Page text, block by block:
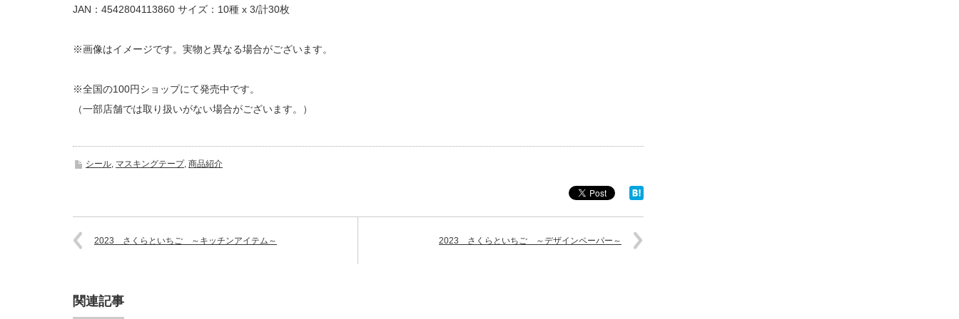
JAN：4542804113860 サイズ：10種 x 3/計30枚
※画像はイメージです。実物と異なる場合がございます。
※全国の100円ショップにて発売中です。
（一部店舗では取り扱いがない場合がございます。）
シール, マスキングテープ, 商品紹介
2023 さくらといちご ～キッチンアイテム～ 2023 さくらといちご ～デザインペーパー～
関連記事